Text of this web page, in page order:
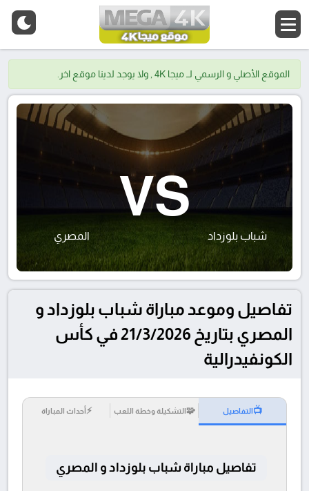
الموقع الأصلي و الرسمي لــ ميجا 4K , ولا يوجد لدينا موقع اخر.
شباب بلوزداد
VS
المصري
تفاصيل وموعد مباراة شباب بلوزداد و
المصري بتاريخ 21/3/2026 في كأس
الكونفيدرالية
📺التفاصيل 🧩التشكيلة وخطة اللعب ⚡أحداث المباراة
تفاصيل مباراة شباب بلوزداد و المصري